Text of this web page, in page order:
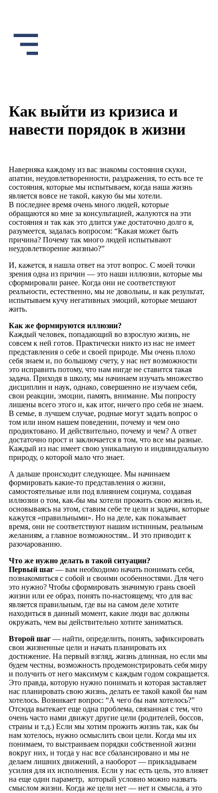
Как выйти из кризиса и
навести порядок в жизни
Наверняка каждому из вас знакомы состояния скуки,
апатии, неудовлетворенности, раздражения, то есть все те
состояния, которые мы испытываем, когда наша жизнь
является вовсе не такой, какую бы мы хотели.
В последнее время очень много людей, которые
обращаются ко мне за консультацией, жалуются на эти
состояния и так как это длится уже достаточно долго я,
разумеется, задалась вопросом: “Какая может быть
причина? Почему так много людей испытывают
неудовлетворение жизнью?”
И, кажется, я нашла ответ на этот вопрос. С моей точки
зрения одна из причин — это наши иллюзии, которые мы
сформировали ранее. Когда они не соответствуют
реальности, естественно, мы не довольны, и как результат,
испытываем кучу негативных эмоций, которые мешают
жить.
Как же формируются иллюзии?
Каждый человек, попадающий во взрослую жизнь, не
совсем к ней готов. Практически никто из нас не имеет
представления о себе и своей природе. Мы очень плохо
себя знаем и, по большому счету, у нас нет возможности
это исправить потому, что нам нигде не ставится такая
задача. Приходя в школу, мы начинаем изучать множество
дисциплин и наук, однако, совершенно не изучаем себя,
свои реакции, эмоции, память, внимание. Мы попросту
лишены всего этого и, как итог, ничего про себя не знаем.
В семье, в лучшем случае, родные могут задать вопрос о
том или ином нашем поведении, почему и чем оно
продиктовано. И действительно, почему и чем? А ответ
достаточно прост и заключается в том, что все мы разные.
Каждый из нас имеет свою уникальную и индивидуальную
природу, о которой мало что знает.
А дальше происходит следующее. Мы начинаем
формировать какие-то представления о жизни,
самостоятельные или под влиянием социума, создавая
иллюзии о том, как-бы мы хотели прожить свою жизнь и,
основываясь на этом, ставим себе те цели и задачи, которые
кажутся «правильными». Но на деле, как показывает
время, они не соответствуют нашим истинным, реальным
желаниям, а главное возможностям.. И это приводит к
разочарованию.
Что же нужно делать в такой ситуации?
Первый шаг — вам необходимо начать понимать себя,
познакомиться с собой и своими особенностями. Для чего
это нужно? Чтобы сформировать значимую грань своей
жизни или ее образ, понять по-настоящему, что для вас
является правильным, где вы на самом деле хотите
находиться в данный момент, какие люди вас должны
окружать, чем вы действительно хотите заниматься.
Второй шаг — найти, определить, понять, зафиксировать
свои жизненные цели и начать планировать их
достижение. На первый взгляд, жизнь длинная, но если мы
будем честны, возможность продемонстрировать себя миру
и получить от него максимум с каждым годом сокращается.
Это правда, которую нужно понимать и которая заставляет
нас планировать свою жизнь, делать ее такой какой бы нам
хотелось. Возникает вопрос: “А чего бы нам хотелось?”
Отсюда вытекает еще одна проблема, связанная с тем, что
очень часто нами движут другие цели (родителей, боссов,
страны и т.д.) Если мы хотим прожить жизнь так, как бы
нам хотелось, нужно осмыслить свои цели. Когда мы их
понимаем, то выстраиваем порядки собственной жизни
вокруг них, и тогда у нас все сбалансировано и мы не
делаем лишних движений, а наоборот — прикладываем
усилия для их исполнения. Если у нас есть цель, это влияет
на еще один параметр, который условно можно назвать
смыслом жизни. Когда же цели нет — нет и смысла, а это